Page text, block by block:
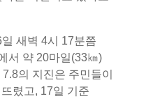
새벽 4시 17분쯤
서 약 20마일(33㎞)
의 지진은 주민들이
렸고, 17일 기준